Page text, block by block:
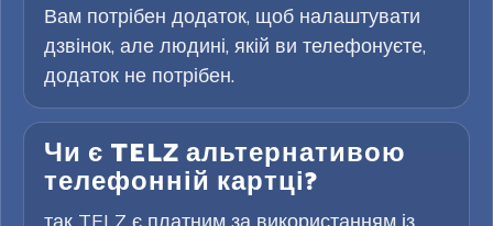
Вам потрібен додаток, щоб налаштувати
дзвінок, але людині, якій ви телефонуєте,
додаток не потрібен.
Чи є TELZ альтернативою
телефонній картці?